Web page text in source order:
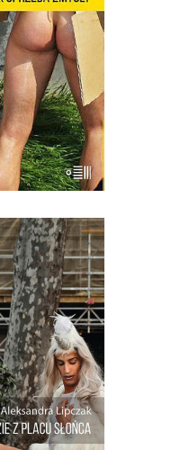
lat 80. żyło
w […]
Lipczak –
który
pustyni.
w banku
się bać.
nie wychodził